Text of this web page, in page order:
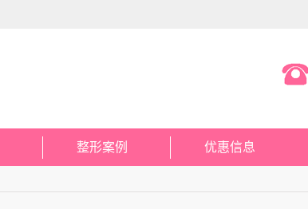
整形案例 优惠信息